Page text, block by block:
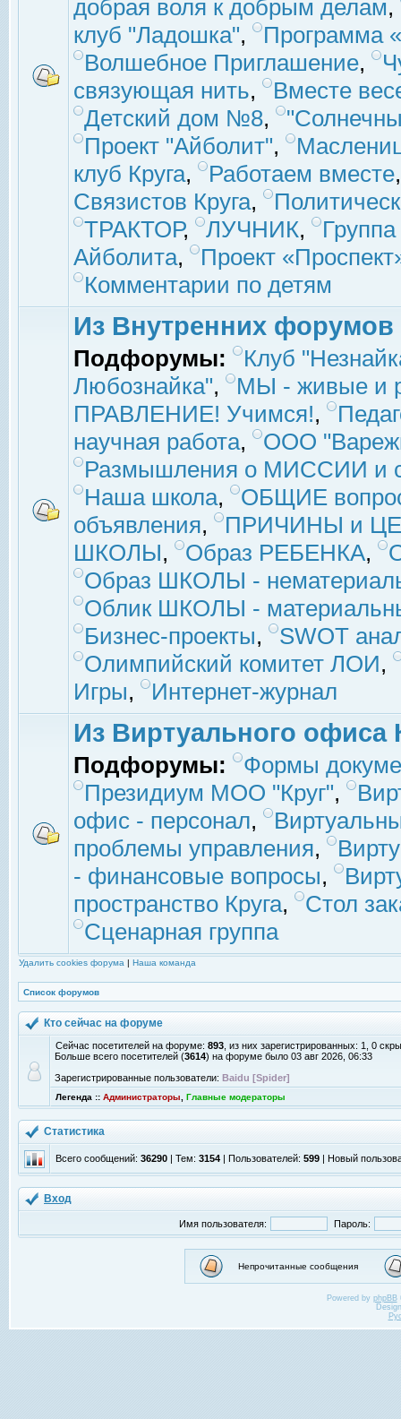
добрая воля к добрым делам,
клуб "Ладошка",
Программа
Волшебное Приглашение,
связующая нить,
Вместе
Детский дом №8,
Проект "Айболит",
клуб Круга, Работаем вместе
Связистов Круга,
ТРАКТОР, ЛУЧНИК,
Айболита,
Проект
Комментарии по детям
Из Внутренних форумов
Подфорумы:
Клуб
Любознайка",
МЫ - живые и
ПРАВЛЕНИЕ! Учимся!,
научная работа,
ООО
Размышления о МИССИИ и
Наша школа,
ОБЩИЕ
объявления,
ПРИЧИНЫ и
ШКОЛЫ, Образ РЕБЕНКА,
Образ ШКОЛЫ -
Облик ШКОЛЫ -
Бизнес-проекты,
SWOT
Олимпийский комитет ЛОИ,
Игры, Интернет-журнал
Из Виртуального офиса
Подфорумы:
Формы
Президиум МОО "Круг",
офис - персонал,
проблемы управления,
- финансовые вопросы,
пространство Круга,
Стол
Сценарная группа
Удалить cookies форума | Наша команда
Список форумов
Кто сейчас на форуме
Сейчас посетителей на форуме: 893 , из них зарегистрированных: 1, 0
Больше всего посетителей (3614) на форуме было 03 авг 2026, 06:33
Зарегистрированные пользователи: Baidu [Spider]
Легенда :: Администраторы Главные модераторы
Статистика
Всего сообщений: 36290 | Тем: 3154 | Пользователей: 599 | Новый
Вход
Имя пользователя: Пароль:
Непрочитанные сообщения
Powered by phpBB